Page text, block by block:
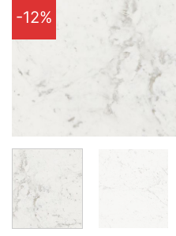
-12%